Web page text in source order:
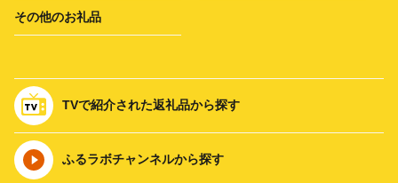
その他のお礼品
TVで紹介された返礼品から探す
ふるラボチャンネルから探す